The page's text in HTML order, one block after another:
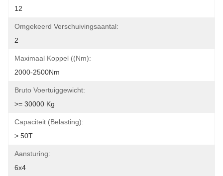
12
Omgekeerd Verschuivingsaantal:
2
Maximaal Koppel ((Nm):
2000-2500Nm
Bruto Voertuiggewicht:
>= 30000 Kg
Capaciteit (belasting):
> 50T
Aansturing:
6x4